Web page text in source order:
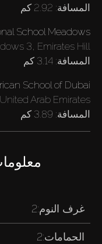
المسافة: 2.92 كم
School Meadows
3, Emirates Hill
المسافة: 3.14 كم
School of Dubai
Arab Emirates
المسافة: 3.89 كم
غرف النوم:2
الحمامات:2